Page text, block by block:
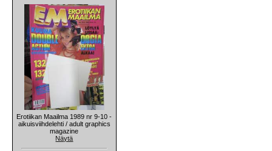
Erotiikan Maailma 1989 nr 9-10 -
aikuisviihdelehti / adult graphics
magazine
Näytä